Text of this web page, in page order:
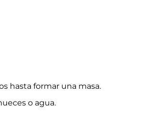
hasta formar una masa.
o agua.